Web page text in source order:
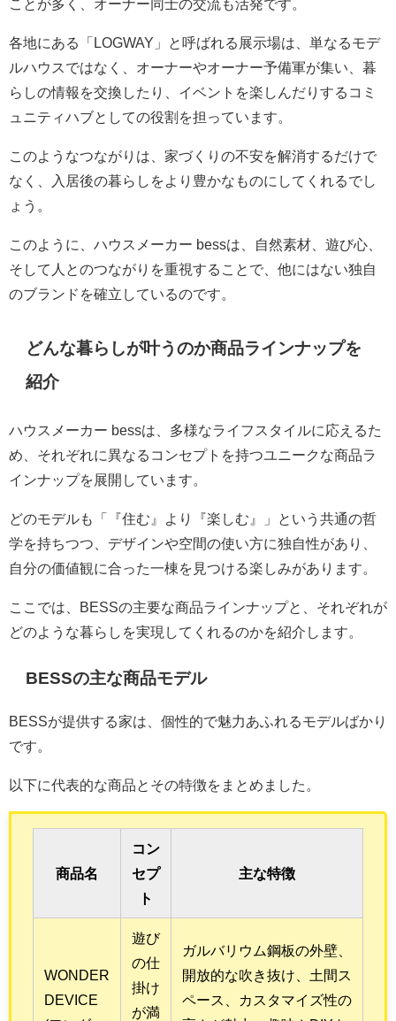
ことが多く、オーナー同士の交流も活発です。
各地にある「LOGWAY」と呼ばれる展示場は、単なるモデ
ルハウスではなく、オーナーやオーナー予備軍が集い、暮
らしの情報を交換したり、イベントを楽しんだりするコミ
ュニティハブとしての役割を担っています。
このようなつながりは、家づくりの不安を解消するだけで
なく、入居後の暮らしをより豊かなものにしてくれるでし
ょう。
このように、ハウスメーカー bessは、自然素材、遊び心、
そして人とのつながりを重視することで、他にはない独自
のブランドを確立しているのです。
どんな暮らしが叶うのか商品ラインナップを
紹介
ハウスメーカー bessは、多様なライフスタイルに応えるた
め、それぞれに異なるコンセプトを持つユニークな商品ラ
インナップを展開しています。
どのモデルも「『住む』より『楽しむ』」という共通の哲
学を持ちつつ、デザインや空間の使い方に独自性があり、
自分の価値観に合った一棟を見つける楽しみがあります。
ここでは、BESSの主要な商品ラインナップと、それぞれが
どのような暮らしを実現してくれるのかを紹介します。
BESSの主な商品モデル
BESSが提供する家は、個性的で魅力あふれるモデルばかり
です。
以下に代表的な商品とその特徴をまとめました。
商品名
コン
セプ
ト
主な特徴
WONDER
DEVICE
遊び
の仕
掛け
が満
ガルバリウム鋼板の外壁、
開放的な吹き抜け、土間ス
ペース、カスタマイズ性の